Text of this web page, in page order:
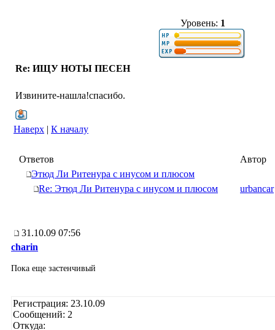
Уровень: 1
Re: ИЩУ НОТЫ ПЕСЕН
Извините-нашла!спасибо.
Наверх | К началу
Ответов
Автор
Этюд Ли Ритенура с инусом и плюсом
Re: Этюд Ли Ритенура с инусом и плюсом
urbancar
31.10.09 07:56
charin
Пока еще застенчивый
Регистрация: 23.10.09
Сообщений: 2
Откуда: